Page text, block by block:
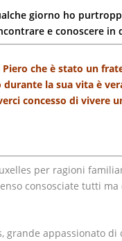
giorno ho
e conoscere
che è stato un
la sua vita è
concesso di vivere
per ragioni
consosciate tutti
grande appassionato